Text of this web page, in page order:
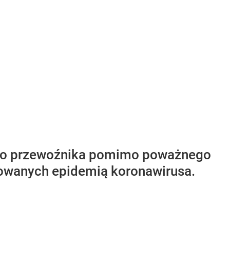
przewoźnika pomimo poważnego
epidemią koronawirusa.